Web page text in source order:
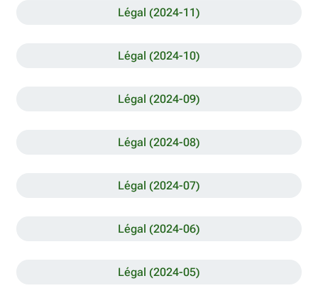
Légal (2024-11)
Légal (2024-10)
Légal (2024-09)
Légal (2024-08)
Légal (2024-07)
Légal (2024-06)
Légal (2024-05)